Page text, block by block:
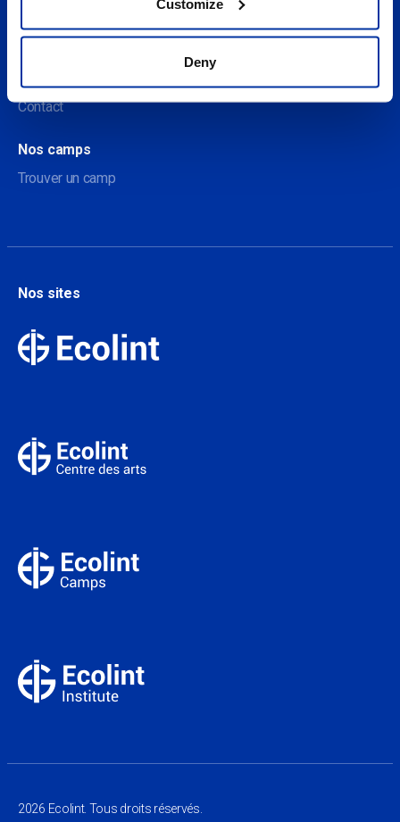
Customize
Deny
Contact
Nos camps
Trouver un camp
Nos sites
2026 Ecolint. Tous droits réservés.